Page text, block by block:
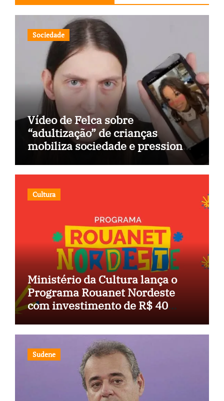
Sociedade
Vídeo de Felca sobre
“adultização” de crianças
mobiliza sociedade e pressiona
Cultura
Ministério da Cultura lança o
Programa Rouanet Nordeste
com investimento de R$ 40
Sudene